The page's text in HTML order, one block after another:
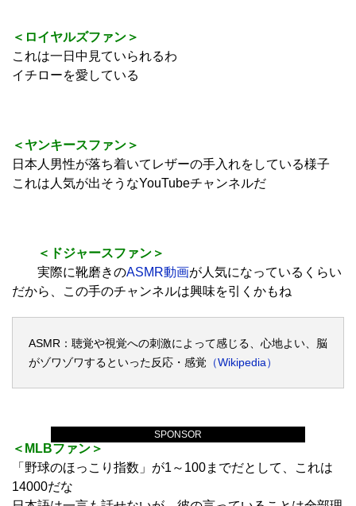
SPONSOR
＜ロイヤルズファン＞
これは一日中見ていられるわ
イチローを愛している
＜ヤンキースファン＞
日本人男性が落ち着いてレザーの手入れをしている様子
これは人気が出そうなYouTubeチャンネルだ
＜ドジャースファン＞
実際に靴磨きのASMR動画が人気になっているくらい
だから、この手のチャンネルは興味を引くかもね
ASMR：聴覚や視覚への刺激によって感じる、心地よい、脳
がゾワゾワするといった反応・感覚 （Wikipedia）
＜MLBファン＞
「野球のほっこり指数」が1～100までだとして、これは
14000だな